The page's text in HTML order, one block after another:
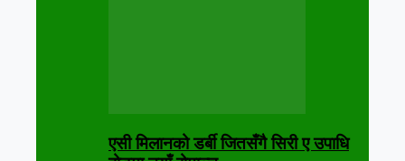
एसी मिलानको डर्बी जितसँगै सिरी ए उपाधि